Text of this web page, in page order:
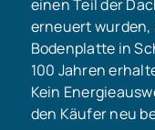
einen Teil der
erneuert wurden,
Bodenplatte in
100 Jahren
Kein
den Käufer neu